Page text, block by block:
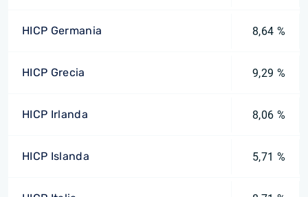
HICP Germania 8,64 %
HICP Grecia 9,29 %
HICP Irlanda 8,06 %
HICP Islanda 5,71 %